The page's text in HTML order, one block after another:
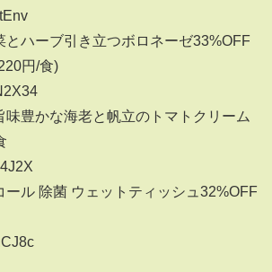
とハーブ引き立つボロネーゼ33%OFF
円/食)
味豊かな海老と帆立のトマトクリーム
ール 除菌 ウェットティッシュ32%OFF